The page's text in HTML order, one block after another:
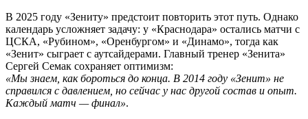
В 2025 году «Зениту» предстоит повторить этот путь. Однако
календарь усложняет задачу: у «Краснодара» остались матчи с
ЦСКА, «Рубином», «Оренбургом» и «Динамо», тогда как
«Зенит» сыграет с аутсайдерами. Главный тренер «Зенита»
Сергей Семак сохраняет оптимизм:
«Мы знаем, как бороться до конца. В 2014 году «Зенит» не
справился с давлением, но сейчас у нас другой состав и опыт.
Каждый матч — финал».